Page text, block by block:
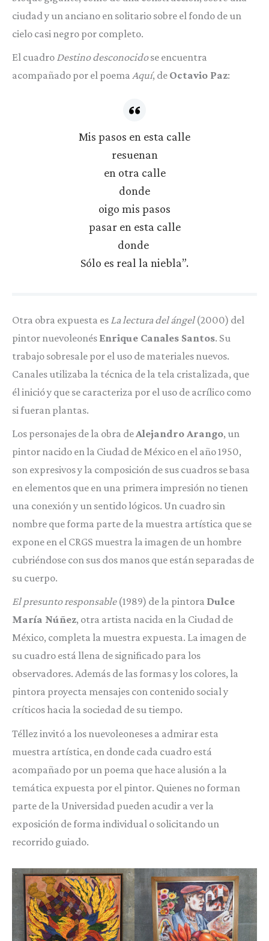
ciudad y un anciano en solitario sobre el fondo de un
cielo casi negro por completo.
El cuadro Destino desconocidose encuentra
acompañado por el poema Aquí, de Octavio Paz:
Mis pasos en esta calle
resuenan
en otra calle
donde
oigo mis pasos
pasar en esta calle
donde
Sólo es real la niebla”.
Otra obra expuesta es La lectura del ángel(2000) del
pintor nuevoleonés Enrique Canales Santos. Su
trabajo sobresale por el uso de materiales nuevos.
Canales utilizaba la técnica de la tela cristalizada, que
él inició y que se caracteriza por el uso de acrílico como
si fueran plantas.
Los personajes de la obra deAlejandro Arango, un
pintor nacido en la Ciudad de México en el año 1950,
son expresivos y la composición de sus cuadros se basa
en elementos que en una primera impresión no tienen
una conexión y un sentido lógicos. Un cuadro sin
nombre que forma parte de la muestra artística que se
expone en el CRGS muestra la imagen de un hombre
cubriéndose con sus dos manos que están separadas de
su cuerpo.
El presunto responsable(1989) de la pintora Dulce
María Núñez, otra artista nacida en la Ciudad de
México, completa la muestra expuesta. La imagen de
su cuadro está llena de significado para los
observadores. Además de las formas y los colores, la
pintora proyecta mensajes con contenido social y
críticos hacia la sociedad de su tiempo.
Téllez invitó a los nuevoleoneses a admirar esta
muestra artística, en donde cada cuadro está
acompañado por un poema que hace alusión a la
temática expuesta por el pintor. Quienes no forman
parte de la Universidad pueden acudir a ver la
exposición de forma individual o solicitando un
recorrido guiado.